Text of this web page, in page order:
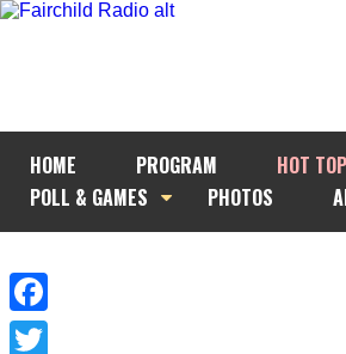
HOME PROGRAM HOT
POLL & GAMES
PHOTOS
Facebook